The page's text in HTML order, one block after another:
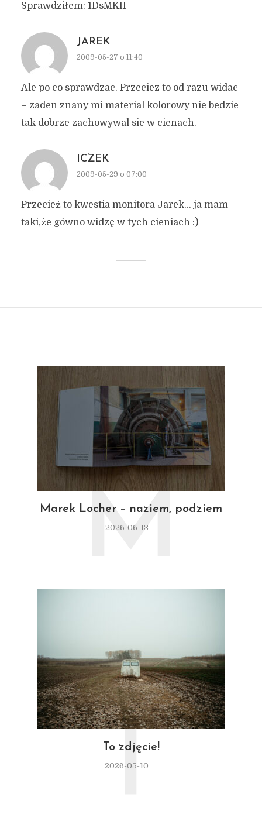
Sprawdziłem: 1DsMKII
JAREK
2009-05-27 o 11:40
Ale po co sprawdzac. Przeciez to od razu widac
– zaden znany mi material kolorowy nie bedzie
tak dobrze zachowywal sie w cienach.
ICZEK
2009-05-29 o 07:00
Przecież to kwestia monitora Jarek… ja mam
taki,że gówno widzę w tych cieniach :)
Marek Locher – naziem, podziem
2026-06-13
M
To zdjęcie!
2026-05-10
T